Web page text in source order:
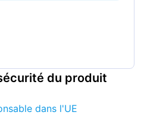
du produit
dans l'UE